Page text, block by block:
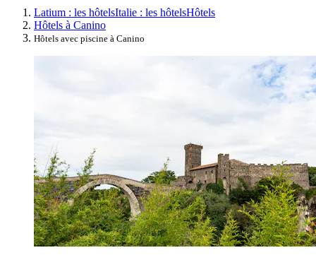
Latium : les hôtelsItalie : les hôtelsHôtels
Hôtels à Canino
Hôtels avec piscine à Canino